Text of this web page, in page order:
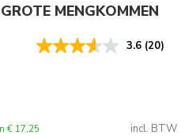
MENGKOMMEN
3.6 (20)
€ 17,25 incl. BTW